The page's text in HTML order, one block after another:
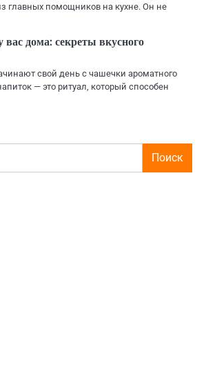
главных помощников на кухне. Он не
дома: секреты вкусного
свой день с чашечки ароматного
— это ритуал, который способен
Поиск